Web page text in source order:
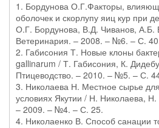
1. Бордунова О.Г.Факторы,
оболочек и скорлупу яиц кур при
О.Г. Бордунова, В.Д. Чиванов, А.Б.
Ветеринария. – 2008. – №6. – С.
2. Габисония Т. Новые клоны
gallinarum / Т. Габисония, К.
Птицеводство. – 2010. – №5. – С.
3. Николаева Н. Местное сырье
условиях Якутии / Н. Николаева,
– 2009. – №4. – С. 25.
4. Николаенко В. Способ санации